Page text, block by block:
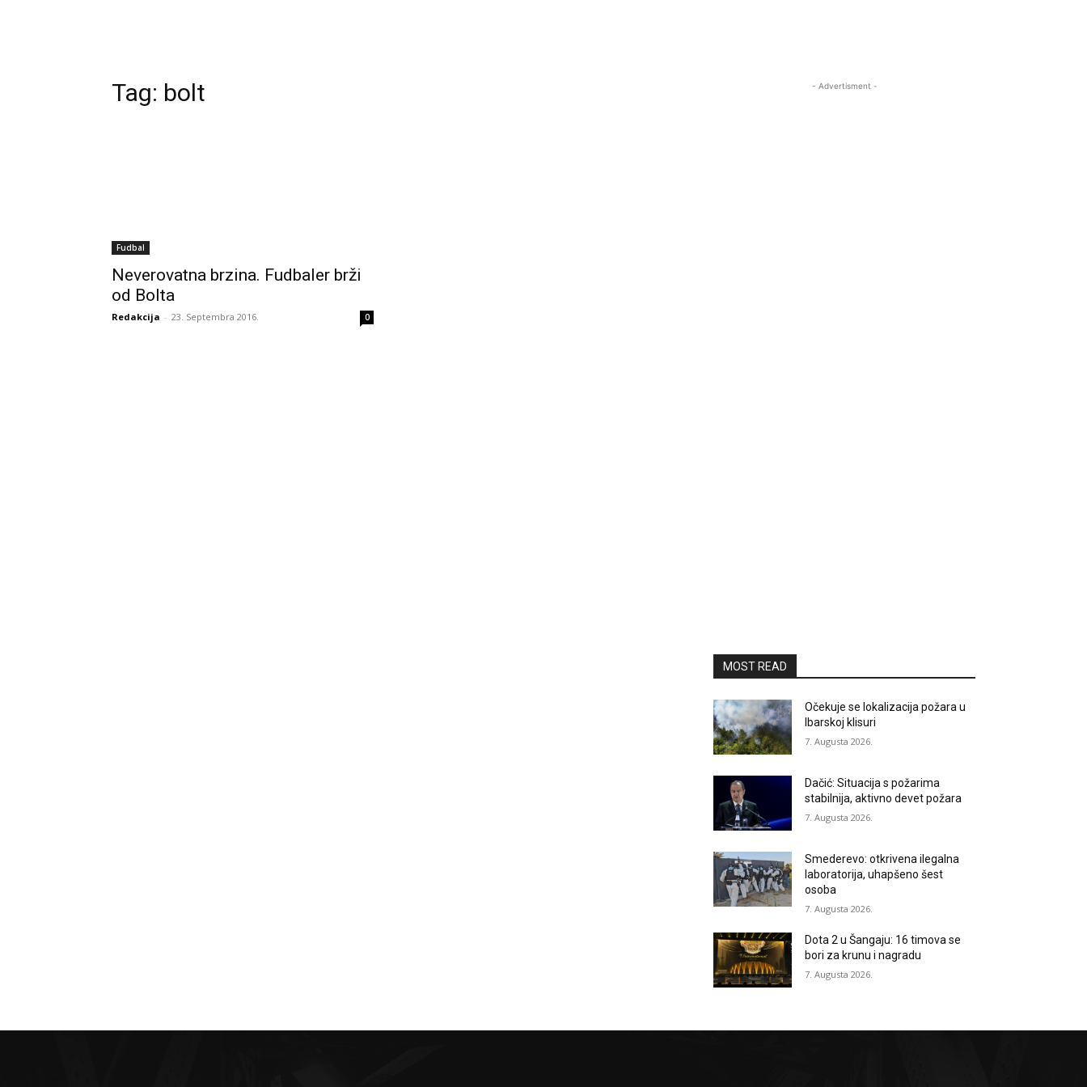
Tag: bolt
Fudbal
Neverovatna brzina. Fudbaler brži
od Bolta
Redakcija - 23. Septembra 2016. 0
- Advertisment -
MOST READ
Očekuje se lokalizacija požara u
Ibarskoj klisuri
7. Augusta 2026.
Dačić: Situacija s požarima
stabilnija, aktivno devet požara
7. Augusta 2026.
Smederevo: otkrivena ilegalna
laboratorija, uhapšeno šest
osoba
7. Augusta 2026.
Dota 2 u Šangaju: 16 timova se
bori za krunu i nagradu
7. Augusta 2026.